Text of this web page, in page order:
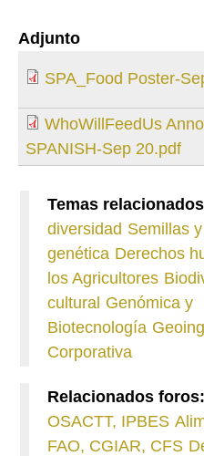
Adjunto
SPA_Food Poster-
WhoWillFeedUs
SPANISH-Sep 20.pdf
Temas
diversidad Semillas
genética Derechos
los Agricultores
cultural Genómica y
Biotecnología
Corporativa
Relacionados foros:
OSACTT, IPBES
FAO, CGIAR, CFS